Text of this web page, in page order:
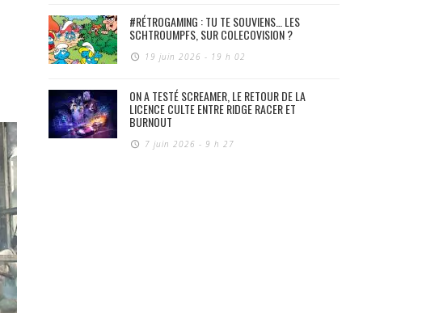
#RÉTROGAMING : TU TE SOUVIENS… LES
SCHTROUMPFS, SUR COLECOVISION ?
19 juin 2026 - 19 h 02
ON A TESTÉ SCREAMER, LE RETOUR DE LA
LICENCE CULTE ENTRE RIDGE RACER ET
BURNOUT
7 juin 2026 - 9 h 27